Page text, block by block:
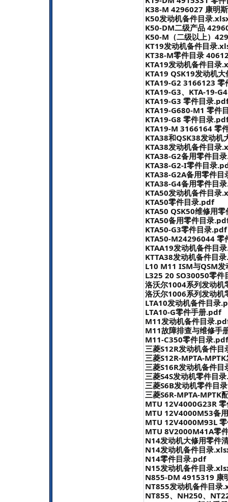
K38-M 4296027 康明
K50发动机备件目录
K50-DM二级产品
K50-M（二级以上）
KT19发动机备件目录
KT38-M零件目录
KTA19发动机备件目录
KTA19 QSK19发动机
KTA19-G2 3166123
KTA19-G3、KTA-19-
KTA19-G3 零件目录
KTA19-G680-M1 零件
KTA19-G8 零件目录
KTA19-M 3166164 零
KTA38和QSK38发动
KTA38发动机备件目录
KTA38-G2备用零件目
KTA38-G2-I零件目录
KTA38-G2A备用零件
KTA38-G4备用零件目
KTA50发动机备件目录
KTA50零件目录.pdf
KTA50 QSK50维修用
KTA50备用零件目录
KTA50-G3零件目录.pdf
KTA50-M24296044 零
KTAA19发动机备件目
KTTA38发动机备件目
L10 M11 ISM与QSM
L325 20 SO30050零
洛沃尔1004系列发动
洛沃尔1006系列发动
LTA10发动机备件目录
LTA10-G零件手册.pdf
M11发动机备件目录
M11故障排查与维修手
M11-C350零件目录.pdf
三菱S12R发动机备件
三菱S12R-MPTA-
三菱S16R发动机备件
三菱S4S发动机零件目
三菱S6B发动机零件目
三菱S6R-MPTA-MPTK
MTU 12V4000G23R
MTU 12V4000M53备
MTU 12V4000M93L
MTU 8V2000M41A零
N14发动机大修用零件
N14发动机备件目录
N14零件目录.pdf
N15发动机备件目录
N855-DM 4915319 康
NT855发动机备件目
NT855、NH250、